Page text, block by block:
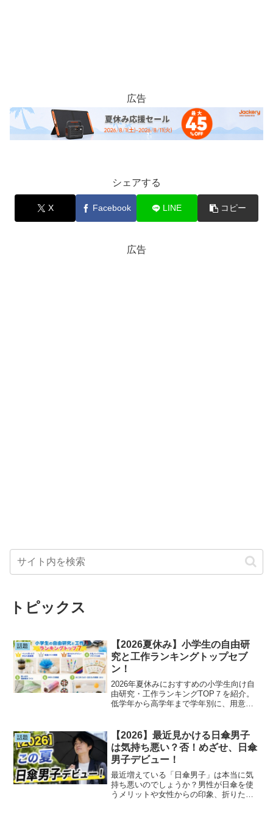
広告
シェアする
X Facebook LINE コピー
広告
トピックス
話題
【2026夏休み】小学生の自由研
究と工作ランキングトップセブ
ン！
2026年夏休みにおすすめの小学生向け自
由研究・工作ランキングTOP７を紹介。
低学年から高学年まで学年別に、用意す
されやすいテーマ選びや自由研究を成功
させるコツも掲載しています。
話題
【2026】最近見かける日傘男子
は気持ち悪い？否！めざせ、日傘
男子デビュー！
最近増えている「日傘男子」は本当に気
持ち悪いのでしょうか？男性が日傘を使
うメリットや女性からの印象、折りたた